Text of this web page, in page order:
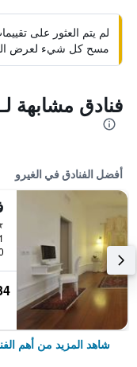
لم يتم العثور على
مسح كل شيء لعرض
فنادق مشابهة لـ B&B Vecchia Alghero
أفضل الفنادق في الغيرو
5
0.0
شاهد المزيد من أهم